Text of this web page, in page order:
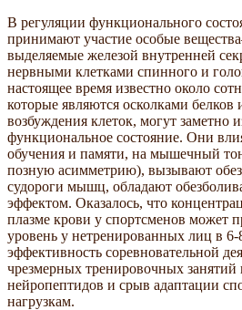
В регуляции функционального
принимают участие особые
выделяемые железой внутренней
нервными клетками спинного и
настоящее время известно около
которые являются осколками белков
возбуждения клеток, могут заметно
функциональное состояние. Они
обучения и памяти, на мышечный
позную асимметрию), вызывают
судороги мышц, обладают
эффектом. Оказалось, что
плазме крови у спортсменов может
уровень у нетренированных лиц в
эффективность соревновательной
чрезмерных тренировочных
нейропептидов и срыв адаптации
нагрузкам.